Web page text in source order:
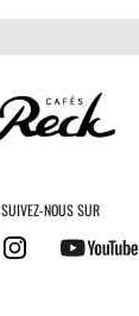
SUIVEZ-NOUS SUR